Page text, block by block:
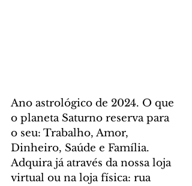
Ano astrológico de 2024. O que
o planeta Saturno reserva para
o seu: Trabalho, Amor,
Dinheiro, Saúde e Família.
Adquira já através da nossa loja
virtual ou na loja física: rua